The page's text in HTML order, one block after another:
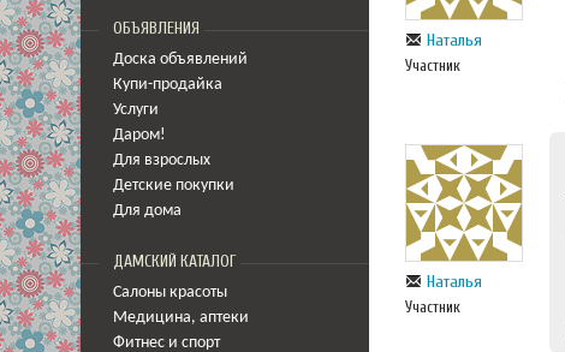
ОБЪЯВЛЕНИЯ
Доска объявлений
Купи-продайка
Услуги
Даром!
Для взрослых
Детские покупки
Для дома
ДАМСКИЙ КАТАЛОГ
Салоны красоты
Медицина, аптеки
Фитнес и спорт
Наталья
Участник
Наталья
Участник